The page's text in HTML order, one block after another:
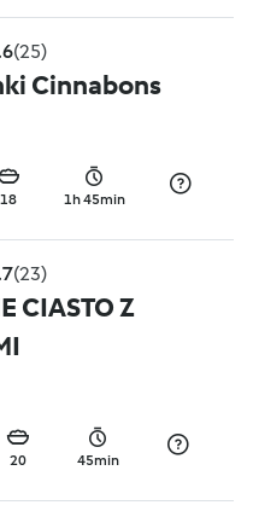
(25)
Cinnabons
18 1h 45min
(23)
CIASTO Z
20 45min